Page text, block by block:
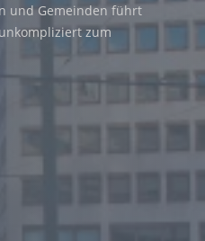
und Gemeinden führt
zum